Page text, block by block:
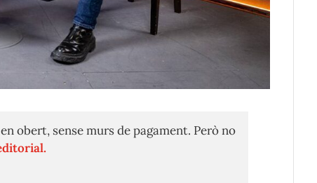
obert, sense murs de pagament. Però no